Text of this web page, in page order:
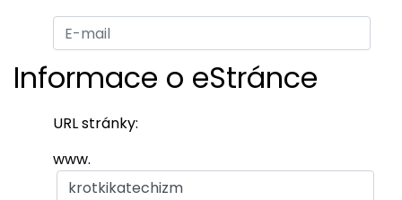
Informace o eStránce
URL stránky:
www.